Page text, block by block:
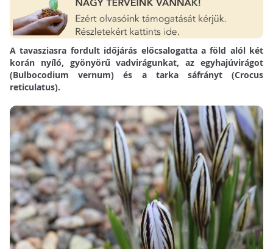
A tavasziasra fordult időjárás előcsalogatta a föld alól két
korán nyíló, gyönyörű vadvirágunkat, az egyhajúvirágot
(Bulbocodium vernum) és a tarka sáfrányt (Crocus
reticulatus).